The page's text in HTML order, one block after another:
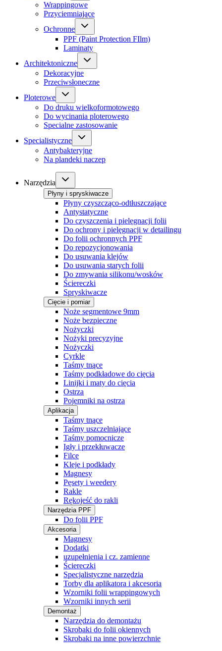
Wrappingowe
Przyciemniające
Ochronne
PPF (Paint Protection FIlm)
Laminaty
Architektoniczne
Dekoracyjne
Przeciwsłoneczne
Ploterowe
Do druku wielkoformotowego
Do wycinania ploterowego
Specialne zastosowanie
Specialistyczne
Antybakteryjne
Na plandeki naczep
Narzędzia
Płyny i spryskiwacze
Płyny czyszcząco-odtłuszczające
Antystatyczne
Do czyszczenia i pielęgnacji folii
Do ochrony i pielęgnacji w detailingu
Do folii ochronnych PPF
Do repozycjonowania
Do usuwania klejów
Do usuwania starych folii
Do zmywania silikonu/wosków
Ściereczki
Spryskiwacze
Cięcie i pomiar
Noże segmentowe 9mm
Noże bezpieczne
Nożyczki
Nożyki precyzyjne
Nożyczki
Cyrkle
Taśmy tnące
Taśmy podkładowe do cięcia
Linijki i maty do cięcia
Ostrza
Pojemniki na ostrza
Aplikacja
Taśmy tnące
Taśmy uszczelniające
Taśmy pomocnicze
Igły i przekłuwacze
Filce
Kleje i podkłady
Magnesy
Pęsety i weedery
Rakle
Rękojeść do rakli
Narzędzia PPF
Do folii PPF
Akcesoria
Magnesy
Dodatki
uzupełnienia i cz. zamienne
Ściereczki
Specjalistyczne narzędzia
Torby dla aplikatora i akcesoria
Wzorniki folii wrappingowych
Wzorniki innych serii
Demontaż
Narzędzia do demontażu
Skrobaki do folii okiennych
Skrobaki na inne powierzchnie